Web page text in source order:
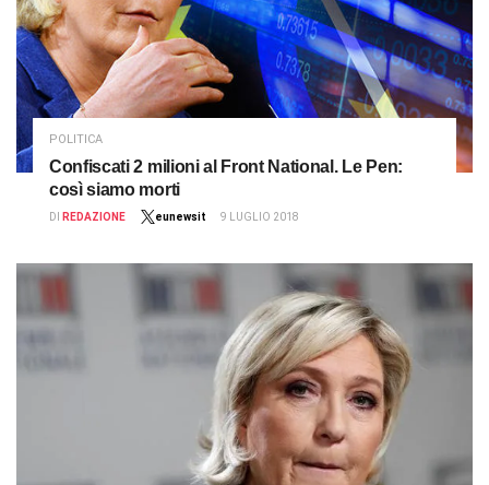
POLITICA
Confiscati 2 milioni al Front National. Le Pen:
così siamo morti
DI REDAZIONE eunewsit 9 LUGLIO 2018